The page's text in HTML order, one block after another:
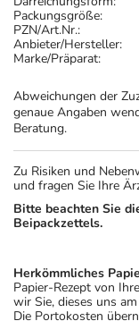
Packungsgröße:
PZN/Art.Nr.:
Anbieter/Hersteller:
Marke/Präparat:
Abweichungen der
genaue Angaben
Beratung.
Zu Risiken und
und fragen Sie Ihre
Bitte beachten Sie
Beipackzettels.
Herkömmliches
Papier-Rezept von
wir Sie, dieses uns
Die Portokosten